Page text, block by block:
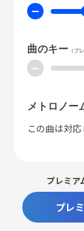
ー
曲のキー（プ
ー
メトロノー
この曲は対
プレミア
プレ